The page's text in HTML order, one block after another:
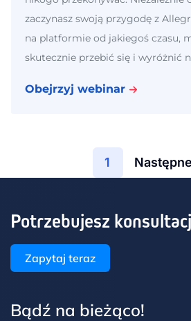
zaczynasz swoją przygodę z
na platformie od jakiegoś czasu,
skutecznie przebić się i wyróżnić
Obejrzyj webinar
1 Następne
Potrzebujesz
Zapytaj teraz
Bądź na bieżąco!